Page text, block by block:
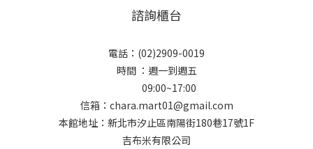
諮詢櫃台
電話：(02)2909-0019
時間 ：週一到週五
09:00~17:00
信箱：chara.mart01@gmail.com
本館地址：新北市汐止區南陽街180巷17號1F
吉布米有限公司